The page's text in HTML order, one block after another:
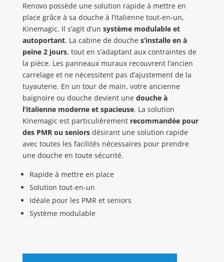
Renovo possède une solution rapide à mettre en
place grâce à sa douche à l’italienne tout-en-un,
Kinemagic. Il s’agit d’un système modulable et
autoportant. La cabine de douche s’installe en à
peine 2 jours, tout en s’adaptant aux contraintes de
la pièce. Les panneaux muraux recouvrent l’ancien
carrelage et ne nécessitent pas d’ajustement de la
tuyauterie. En un tour de main, votre ancienne
baignoire ou douche devient une douche à
l’italienne moderne et spacieuse. La solution
Kinemagic est particulièrement recommandée pour
des PMR ou seniorsdésirant une solution rapide
avec toutes les facilités nécessaires pour prendre
une douche en toute sécurité.
Rapide à mettre en place
Solution tout-en-un
Idéale pour les PMR et seniors
Système modulable